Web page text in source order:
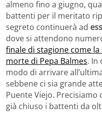
almeno fino a giugno,
battenti per il meritato
segreto continuerà ad
dove si attendono
finale di stagione come
morte di Pepa Balmes. In
modo di arrivare
sebbene ci sia grande
Puente Viejo. Precisiamo
già chiuso i battenti da